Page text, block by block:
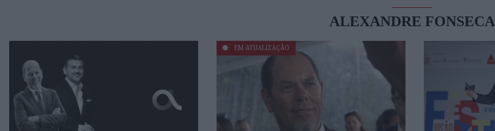
ALEXANDRE FONSECA
EM ATUALIZAÇÃO